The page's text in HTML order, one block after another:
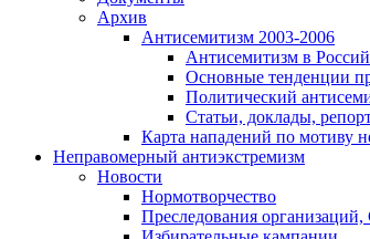
Архив
Антисемитизм 2003-2006
Антисемитизм в
Основные тенденции
Политический
Статьи, доклады,
Карта нападений по мотиву
Неправомерный антиэкстремизм
Новости
Нормотворчество
Преследования